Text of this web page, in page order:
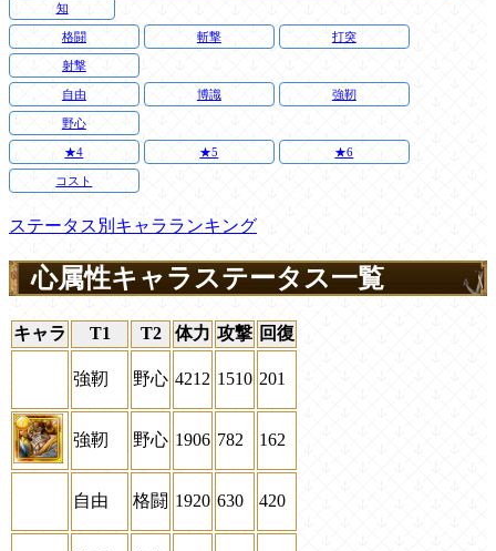
知
格闘 斬撃 打突
射撃
自由 博識 強靭
野心
★4 ★5 ★6
コスト
ステータス別キャラランキング
心属性キャラステータス一覧
キャラ T1 T2 体力 攻撃 回復
強靭 野心 4212 1510 201
強靭 野心 1906 782 162
自由 格闘 1920 630 420